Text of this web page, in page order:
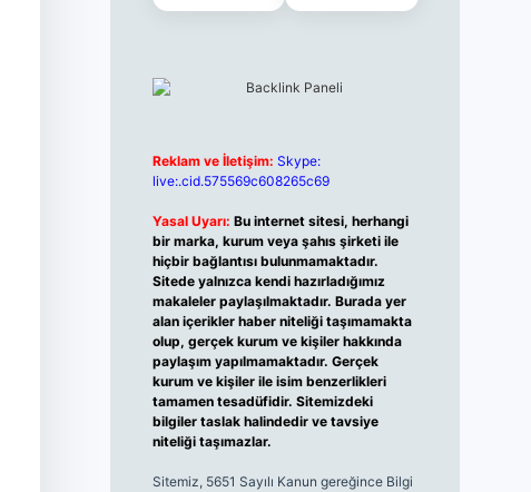
Reklam ve İletişim: Skype:
live:.cid.575569c608265c69
Yasal Uyarı: Bu internet sitesi, herhangi
bir marka, kurum veya şahıs şirketi ile
hiçbir bağlantısı bulunmamaktadır.
Sitede yalnızca kendi hazırladığımız
makaleler paylaşılmaktadır. Burada yer
alan içerikler haber niteliği taşımamakta
olup, gerçek kurum ve kişiler hakkında
paylaşım yapılmamaktadır. Gerçek
kurum ve kişiler ile isim benzerlikleri
tamamen tesadüfidir. Sitemizdeki
bilgiler taslak halindedir ve tavsiye
niteliği taşımazlar.
Sitemiz, 5651 Sayılı Kanun gereğince Bilgi